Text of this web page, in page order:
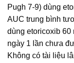
Pugh 7-9) dùng
AUC trung bình
dùng etoricoxib 60
ngày 1 lần chưa
Không có tài liệu